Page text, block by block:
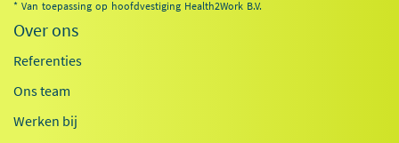
* Van toepassing op hoofdvestiging Health2Work B.V.
Over ons
Referenties
Ons team
Werken bij